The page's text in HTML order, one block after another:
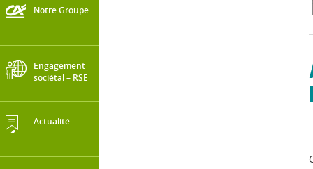
Notre Groupe
Engagement
sociétal – RSE
Actualité